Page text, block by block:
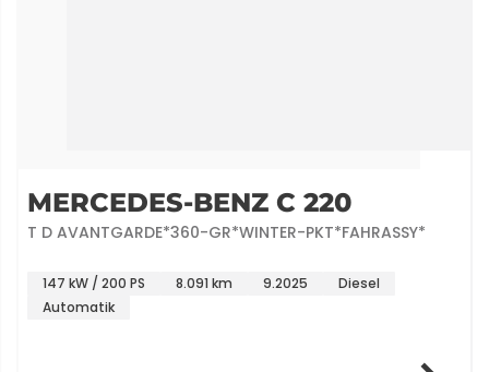
MERCEDES-BENZ C 220
T D AVANTGARDE*360-GR*WINTER-PKT*FAHRASSY*
147 kW / 200 PS 8.091 km 9.2025
Diesel
Automatik